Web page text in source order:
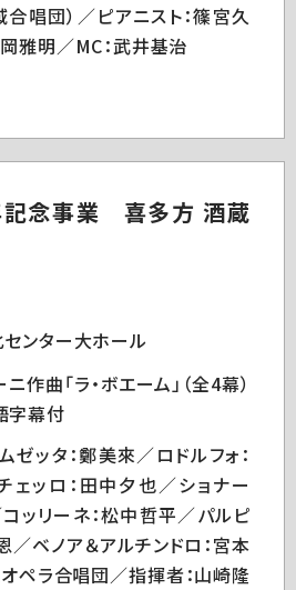
合唱団）／ピアニスト：篠宮久
雅明／MC：武井基治
念事業 喜多方 酒蔵
ンター大ホール
作曲「ラ・ボエーム」（全4幕）
字幕付
ゼッタ：鄭美來／ロドルフォ：
ェッロ：田中夕也／ショナー
ッリーネ：松中哲平／パルピ
／ベノア＆アルチンドロ：宮本
ペラ合唱団／指揮者：山崎隆